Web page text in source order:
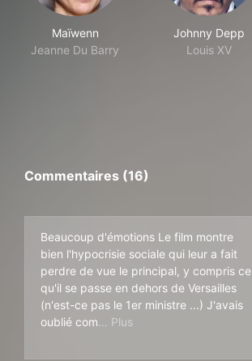
Maïwenn
Jeanne Du Barry
Johnny Depp
Louis XV
Commentaires (16)
Beaucoup d'émotions Le film montre
bien l'hypocrisie sociale qui leur a fait
perdre de vue le principal, y compris ce
qu'il se passe en dehors de Versailles
(n'est-ce pas le 1er ministre ...) J'avais
oublié com
ment finissait Jeanne